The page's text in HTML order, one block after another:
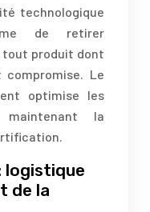
technologique
de retirer
tout produit dont
Le
optimise les
la
logistique
de la